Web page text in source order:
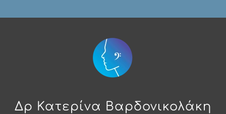
Δρ Κατερίνα Βαρδονικολάκη